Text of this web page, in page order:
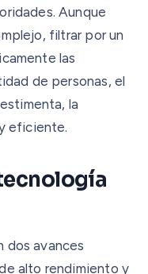
Aunque
filtrar por un
las
de personas, el
la
eficiente.
dos avances
alto rendimiento y